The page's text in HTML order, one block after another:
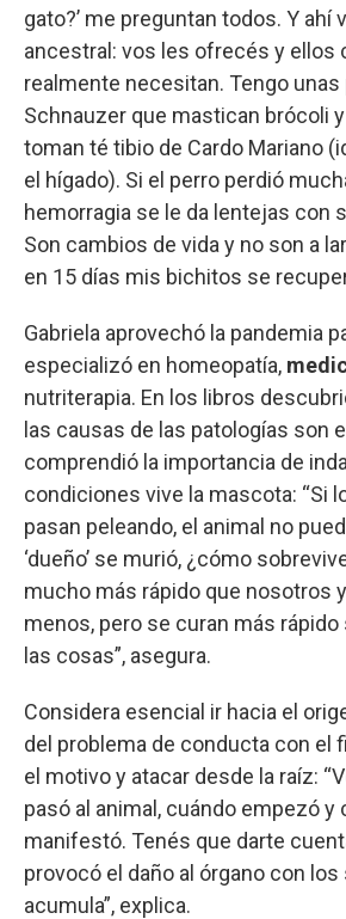
gato?’ me preguntan todos. Y ahí
ancestral: vos les ofrecés y ellos
realmente necesitan. Tengo
Schnauzer que mastican brócoli
toman té tibio de Cardo Mariano
el hígado). Si el perro perdió
hemorragia se le da lentejas con
Son cambios de vida y no son a
en 15 días mis bichitos se
Gabriela aprovechó la pandemia
especializó en homeopatía,
nutriterapia. En los libros
las causas de las patologías son
comprendió la importancia de
condiciones vive la mascota: “Si
pasan peleando, el animal no
‘dueño’ se murió, ¿cómo
mucho más rápido que nosotros
menos, pero se curan más
las cosas”, asegura.
Considera esencial ir hacia el
del problema de conducta con el
el motivo y atacar desde la raíz:
pasó al animal, cuándo empezó y
manifestó. Tenés que darte
provocó el daño al órgano con
acumula”, explica.